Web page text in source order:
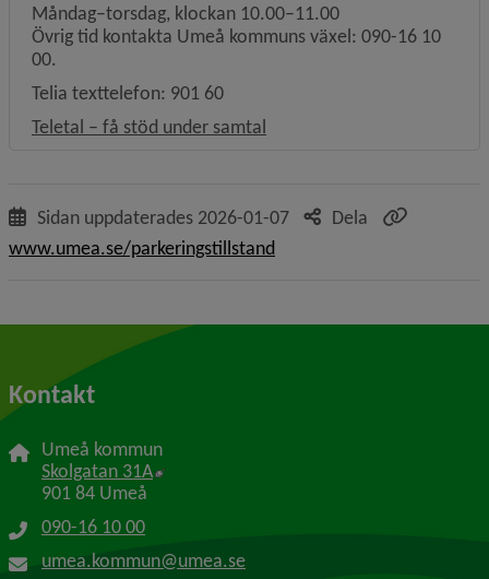
Måndag–torsdag, klockan 10.00–11.00
Övrig tid kontakta Umeå kommuns växel: 090-16 10
00.
Telia texttelefon: 901 60
Teletal – få stöd under samtal
Sidan uppdaterades 2026-01-07
Dela
www.umea.se/parkeringstillstand
Kontakt
Umeå kommun
Skolgatan 31A Länk till annan webbplats, öppnas i nytt
901 84 Umeå
090-16 10 00
umea.kommun@umea.se